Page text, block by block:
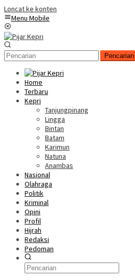
Loncat ke konten
Menu Mobile
Pencarian
Home
Terbaru
Kepri
Tanjungpinang
Lingga
Bintan
Batam
Karimun
Natuna
Anambas
Nasional
Olahraga
Politik
Kriminal
Opini
Profil
Hijrah
Redaksi
Pedoman